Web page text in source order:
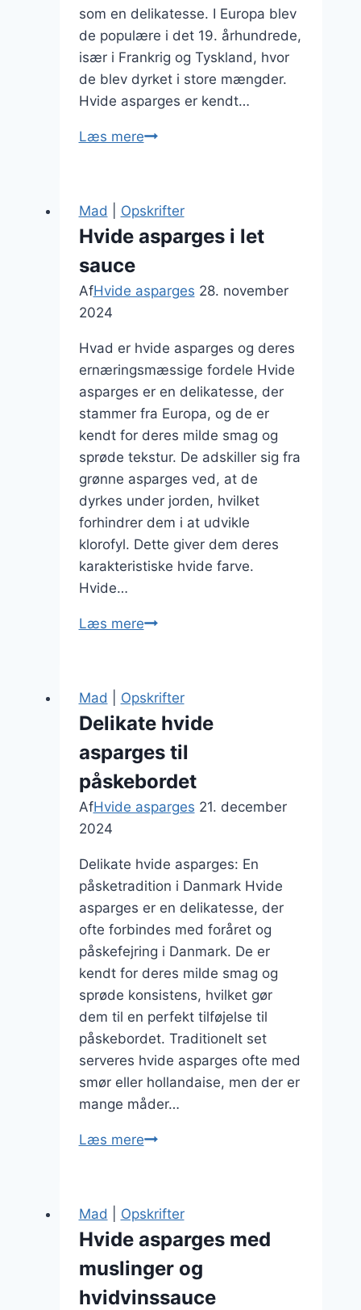
som en delikatesse. I Europa blev
de populære i det 19. århundrede,
især i Frankrig og Tyskland, hvor
de blev dyrket i store mængder.
Hvide asparges er kendt…
Læs mereHvide
purløg
sennepsdressing
Mad Opskrifter
Hvide asparges i let
sauce
AfHvide asparges 28. november
2024
Hvad er hvide asparges og deres
ernæringsmæssige fordele Hvide
asparges er en delikatesse, der
stammer fra Europa, og de er
kendt for deres milde smag og
sprøde tekstur. De adskiller sig fra
grønne asparges ved, at de
dyrkes under jorden, hvilket
forhindrer dem i at udvikle
klorofyl. Dette giver dem deres
karakteristiske hvide farve.
Hvide…
Læs mereHvide
let
Mad Opskrifter
Delikate hvide
asparges til
påskebordet
AfHvide asparges 21. december
2024
Delikate hvide asparges: En
påsketradition i Danmark Hvide
asparges er en delikatesse, der
ofte forbindes med foråret og
påskefejring i Danmark. De er
kendt for deres milde smag og
sprøde konsistens, hvilket gør
dem til en perfekt tilføjelse til
påskebordet. Traditionelt set
serveres hvide asparges ofte med
smør eller hollandaise, men der er
mange måder…
Læs mereDelikate
til
Mad Opskrifter
Hvide asparges med
muslinger og
hvidvinssauce